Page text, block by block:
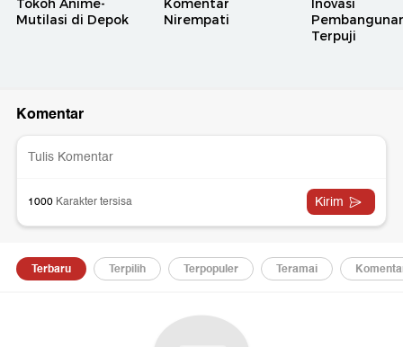
Tokoh Anime-
Mutilasi di Depok
Komentar
Nirempati
Inovasi
Terpuji